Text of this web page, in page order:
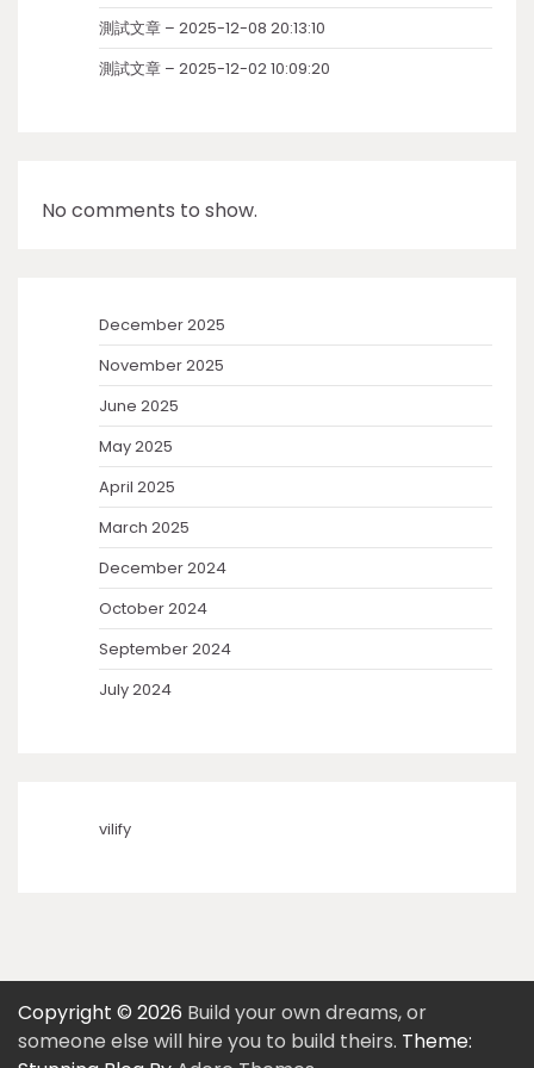
測試文章 – 2025-12-08 20:13:10
測試文章 – 2025-12-02 10:09:20
No comments to show.
December 2025
November 2025
June 2025
May 2025
April 2025
March 2025
December 2024
October 2024
September 2024
July 2024
vilify
Copyright © 2026 Build your own dreams, or
someone else will hire you to build theirs. Theme: